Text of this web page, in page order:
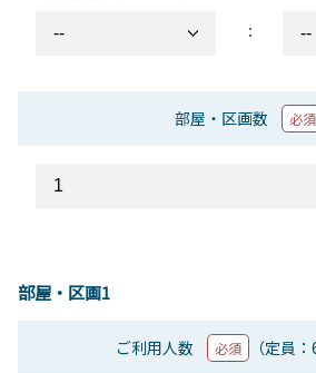
：
部屋・区画数 必須
部屋・区画1
ご利用人数 必須 （定員